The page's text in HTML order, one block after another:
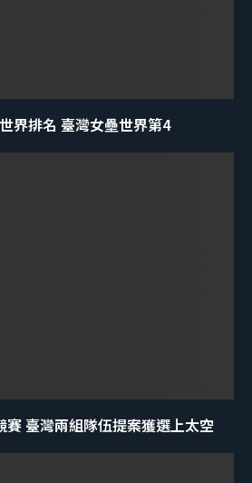
界排名 臺灣女壘世界第4
賽 臺灣兩組隊伍提案獲選上太空